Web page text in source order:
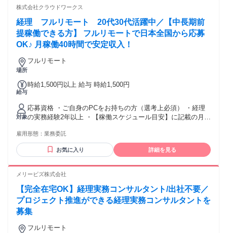
オンラインでもしっかりコミュニケーションの取れる方 納期
日: 納期さえ守っていただければ働き方は貴方次第、 自分の
ペースで働けます。 勤務地: ご自宅（全国どこでもOKです）
株式会社クラウドワークス
経理 フルリモート 20代30代活躍中／【中長期前
提稼働できる方】 フルリモートで日本全国から応募
OK♪ 月稼働40時間で安定収入！
場所
フルリモート
給与
時給1,500円以上 給与 時給1,500円
対象
応募資格 ・ご自身のPCをお持ちの方（選考上必須） ・経理
の実務経験2年以上 ・【稼働スケジュール目安】に記載の月末
な方にもぴったり ／ ・フルリモートで出社の時間を削りたい
・リモートでも適度にコミュニケーションがとりたい ・今ま
での経験を活かして働き方を変えたい
雇用形態： 業務委託
お気に入り 詳細を見る
メリービズ株式会社
【完全在宅OK】経理実務コンサルタント/出社不要／
プロジェクト推進ができる経理実務コンサルタントを
募集
フルリモート